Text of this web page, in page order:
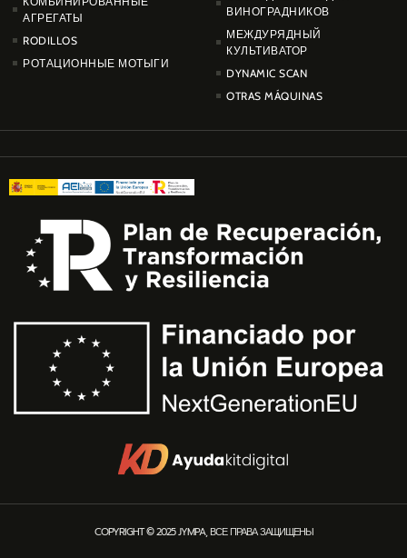
АГРЕГАТЫ
RODILLOS
РОТАЦИОННЫЕ МОТЫГИ
ВИНОГРАДНИКОВ
МЕЖДУРЯДНЫЙ
КУЛЬТИВАТОР
DYNAMIC SCAN
OTRAS MÁQUINAS
COPYRIGHT © 2025 JYMPA, ВСЕ ПРАВА ЗАЩИЩЕНЫ